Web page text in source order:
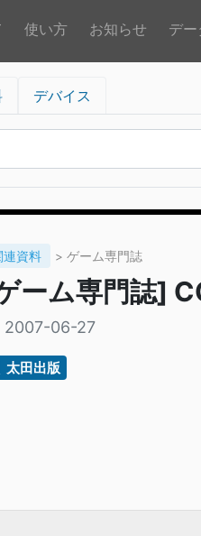
使い方 お知らせ デー
デバイス
連資料 > ゲーム専門誌
ーム専門誌]
2007-06-27
太田出版